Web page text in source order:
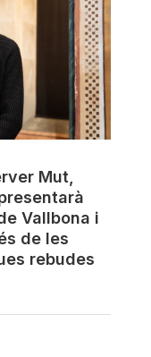
Mut,
Vallbona i
de les
rebudes